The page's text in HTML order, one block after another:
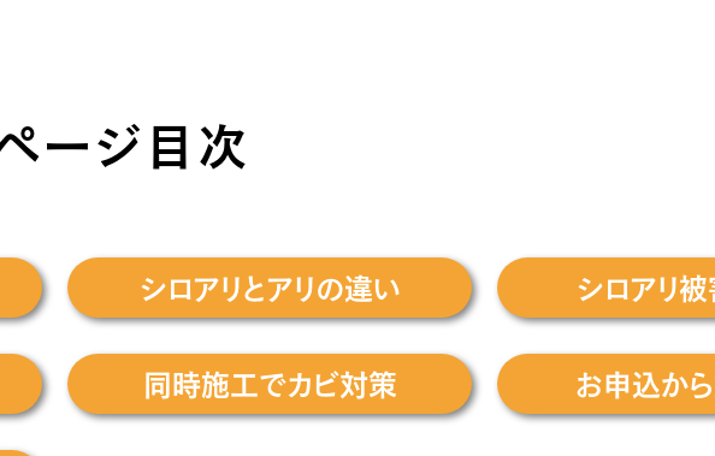
ージ目次
シロアリとアリの違い シロアリ
同時施工でカビ対策 お申込か